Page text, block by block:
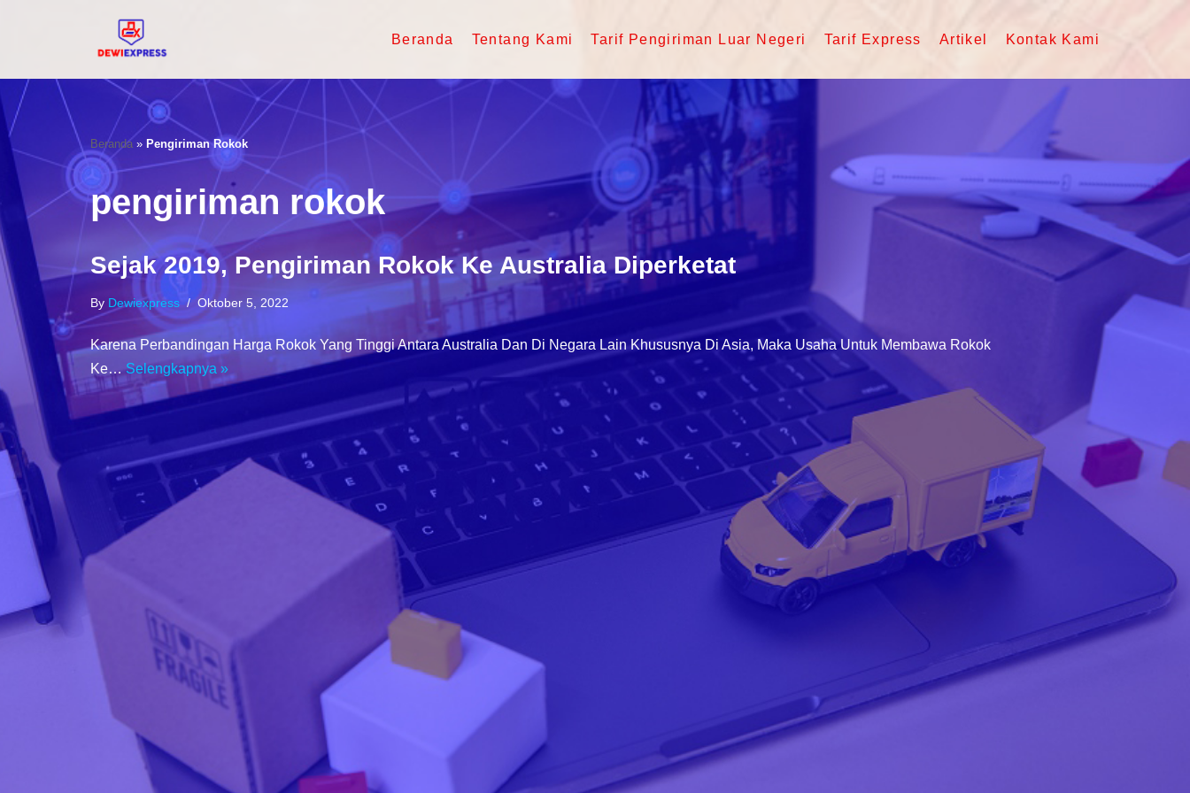
Konten
Beranda Tentang Kami Tarif Pengiriman Luar Negeri Tarif Express Artikel Kontak Kami
Beranda » Pengiriman Rokok
pengiriman rokok
Sejak 2019, Pengiriman Rokok Ke Australia Diperketat
By Dewiexpress Oktober 5, 2022
Karena Perbandingan Harga Rokok Yang Tinggi Antara Australia Dan Di Negara Lain Khususnya Di Asia, Maka Usaha Untuk Membawa Rokok
Ke…Selengkapnya »